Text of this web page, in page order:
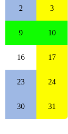
2 3
9 10
16 17
23 24
30 31